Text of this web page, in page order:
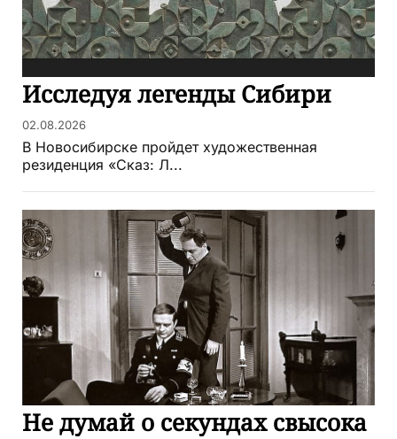
Исследуя легенды Сибири
02.08.2026
В Новосибирске пройдет художественная
резиденция «Сказ: Л...
Не думай о секундах свысока